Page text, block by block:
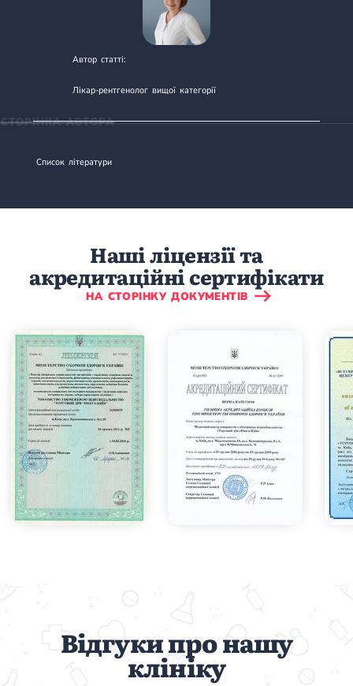
Автор статті:
Лікар-рентгенолог вищої категорії
СТОРІНКА АВТОРА
Список літератури
Наші ліцензії та
акредитаційні сертифікати
НА СТОРІНКУ ДОКУМЕНТІВ
Відгуки про нашу
клініку